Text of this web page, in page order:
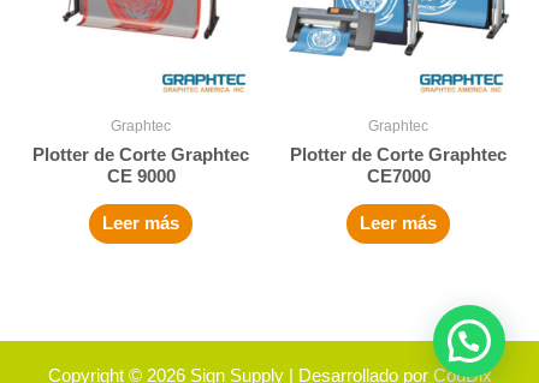
Graphtec
Plotter de Corte Graphtec
CE 9000
Leer más
Graphtec
Plotter de Corte Graphtec
CE7000
Leer más
Copyright © 2026 Sign Supply| Desarrollado por CouDix